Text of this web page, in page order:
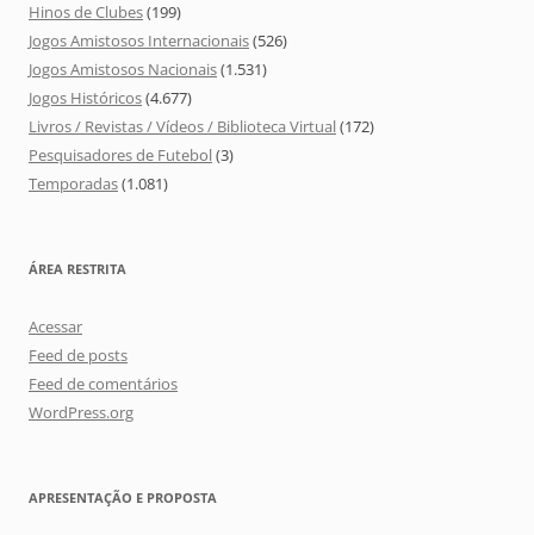
Hinos de Clubes(199)
Jogos Amistosos Internacionais(526)
Jogos Amistosos Nacionais(1.531)
Jogos Históricos(4.677)
Livros / Revistas / Vídeos / Biblioteca Virtual(172)
Pesquisadores de Futebol(3)
Temporadas(1.081)
ÁREA RESTRITA
Acessar
Feed de posts
Feed de comentários
WordPress.org
APRESENTAÇÃO E PROPOSTA